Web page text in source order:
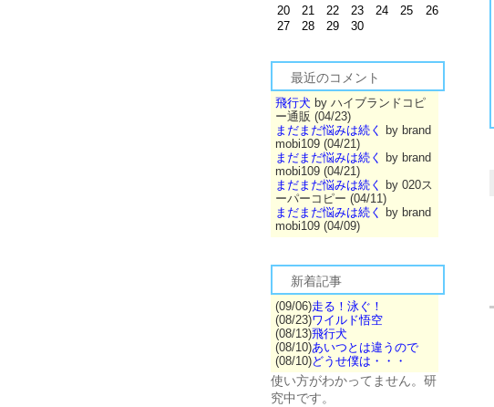
20
21 22 23 24 25
26
27
28 29 30
最近のコメント
飛行犬 by ハイブランドコピ
ー通販 (04/23)
まだまだ悩みは続く
by brand
mobi109 (04/21)
まだまだ悩みは続く
by brand
mobi109 (04/21)
まだまだ悩みは続く
by 020ス
ーパーコピー (04/11)
まだまだ悩みは続く
by brand
mobi109 (04/09)
新着記事
(09/06)走る！泳ぐ！
(08/23)ワイルド悟空
(08/13)飛行犬
(08/10)あいつとは違うので
(08/10)どうせ僕は・・・
使い方がわかってません。研
究中です。